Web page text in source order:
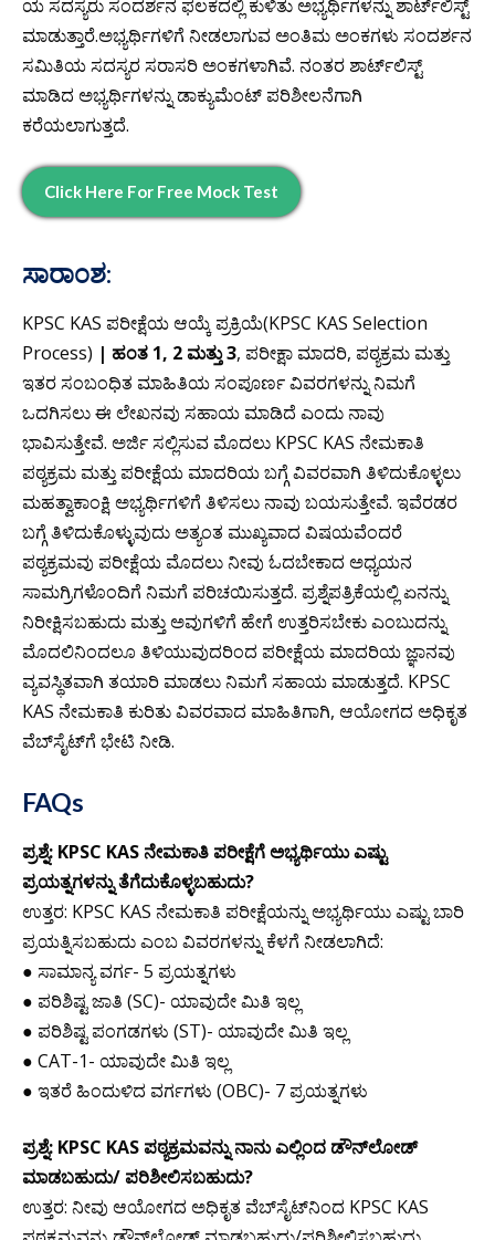
ಯ ಸದಸ್ಯರು ಸಂದರ್ಶನ ಫಲಕದಲ್ಲಿ ಕುಳಿತು ಅಭ್ಯರ್ಥಿಗಳನ್ನು ಶಾರ್ಟ್‌ಲಿಸ್ಟ್
ಮಾಡುತ್ತಾರೆ.ಅಭ್ಯರ್ಥಿಗಳಿಗೆ ನೀಡಲಾಗುವ ಅಂತಿಮ ಅಂಕಗಳು ಸಂದರ್ಶನ
ಸಮಿತಿಯ ಸದಸ್ಯರ ಸರಾಸರಿ ಅಂಕಗಳಾಗಿವೆ. ನಂತರ ಶಾರ್ಟ್‌ಲಿಸ್ಟ್
ಮಾಡಿದ ಅಭ್ಯರ್ಥಿಗಳನ್ನು ಡಾಕ್ಯುಮೆಂಟ್ ಪರಿಶೀಲನೆಗಾಗಿ
ಕರೆಯಲಾಗುತ್ತದೆ.
Click Here For Free Mock Test
ಸಾರಾಂಶ:
KPSC KAS ಪರೀಕ್ಷೆಯ ಆಯ್ಕೆ ಪ್ರಕ್ರಿಯೆ(KPSC KAS Selection
Process) | ಹಂತ 1, 2 ಮತ್ತು 3, ಪರೀಕ್ಷಾ ಮಾದರಿ, ಪಠ್ಯಕ್ರಮ ಮತ್ತು
ಇತರ ಸಂಬಂಧಿತ ಮಾಹಿತಿಯ ಸಂಪೂರ್ಣ ವಿವರಗಳನ್ನು ನಿಮಗೆ
ಒದಗಿಸಲು ಈ ಲೇಖನವು ಸಹಾಯ ಮಾಡಿದೆ ಎಂದು ನಾವು
ಭಾವಿಸುತ್ತೇವೆ. ಅರ್ಜಿ ಸಲ್ಲಿಸುವ ಮೊದಲು KPSC KAS ನೇಮಕಾತಿ
ಪಠ್ಯಕ್ರಮ ಮತ್ತು ಪರೀಕ್ಷೆಯ ಮಾದರಿಯ ಬಗ್ಗೆ ವಿವರವಾಗಿ ತಿಳಿದುಕೊಳ್ಳಲು
ಮಹತ್ವಾಕಾಂಕ್ಷಿ ಅಭ್ಯರ್ಥಿಗಳಿಗೆ ತಿಳಿಸಲು ನಾವು ಬಯಸುತ್ತೇವೆ. ಇವೆರಡರ
ಬಗ್ಗೆ ತಿಳಿದುಕೊಳ್ಳುವುದು ಅತ್ಯಂತ ಮುಖ್ಯವಾದ ವಿಷಯವೆಂದರೆ
ಪಠ್ಯಕ್ರಮವು ಪರೀಕ್ಷೆಯ ಮೊದಲು ನೀವು ಓದಬೇಕಾದ ಅಧ್ಯಯನ
ಸಾಮಗ್ರಿಗಳೊಂದಿಗೆ ನಿಮಗೆ ಪರಿಚಯಿಸುತ್ತದೆ. ಪ್ರಶ್ನೆಪತ್ರಿಕೆಯಲ್ಲಿ ಏನನ್ನು
ನಿರೀಕ್ಷಿಸಬಹುದು ಮತ್ತು ಅವುಗಳಿಗೆ ಹೇಗೆ ಉತ್ತರಿಸಬೇಕು ಎಂಬುದನ್ನು
ಮೊದಲಿನಿಂದಲೂ ತಿಳಿಯುವುದರಿಂದ ಪರೀಕ್ಷೆಯ ಮಾದರಿಯ ಜ್ಞಾನವು
ವ್ಯವಸ್ಥಿತವಾಗಿ ತಯಾರಿ ಮಾಡಲು ನಿಮಗೆ ಸಹಾಯ ಮಾಡುತ್ತದೆ. KPSC
KAS ನೇಮಕಾತಿ ಕುರಿತು ವಿವರವಾದ ಮಾಹಿತಿಗಾಗಿ, ಆಯೋಗದ ಅಧಿಕೃತ
ವೆಬ್‌ಸೈಟ್‌ಗೆ ಭೇಟಿ ನೀಡಿ.
FAQs
ಪ್ರಶ್ನೆ: KPSC KAS ನೇಮಕಾತಿ ಪರೀಕ್ಷೆಗೆ ಅಭ್ಯರ್ಥಿಯು ಎಷ್ಟು
ಪ್ರಯತ್ನಗಳನ್ನು ತೆಗೆದುಕೊಳ್ಳಬಹುದು?
ಉತ್ತರ: KPSC KAS ನೇಮಕಾತಿ ಪರೀಕ್ಷೆಯನ್ನು ಅಭ್ಯರ್ಥಿಯು ಎಷ್ಟು ಬಾರಿ
ಪ್ರಯತ್ನಿಸಬಹುದು ಎಂಬ ವಿವರಗಳನ್ನು ಕೆಳಗೆ ನೀಡಲಾಗಿದೆ:
● ಸಾಮಾನ್ಯ ವರ್ಗ- 5 ಪ್ರಯತ್ನಗಳು
● ಪರಿಶಿಷ್ಟ ಜಾತಿ (SC)- ಯಾವುದೇ ಮಿತಿ ಇಲ್ಲ
● ಪರಿಶಿಷ್ಟ ಪಂಗಡಗಳು (ST)- ಯಾವುದೇ ಮಿತಿ ಇಲ್ಲ
● CAT-1- ಯಾವುದೇ ಮಿತಿ ಇಲ್ಲ
● ಇತರೆ ಹಿಂದುಳಿದ ವರ್ಗಗಳು (OBC)- 7 ಪ್ರಯತ್ನಗಳು
ಪ್ರಶ್ನೆ: KPSC KAS ಪಠ್ಯಕ್ರಮವನ್ನು ನಾನು ಎಲ್ಲಿಂದ ಡೌನ್‌ಲೋಡ್
ಮಾಡಬಹುದು/ ಪರಿಶೀಲಿಸಬಹುದು?
ಉತ್ತರ: ನೀವು ಆಯೋಗದ ಅಧಿಕೃತ ವೆಬ್‌ಸೈಟ್‌ನಿಂದ KPSC KAS